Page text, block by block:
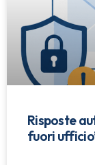
Risposte
fuori